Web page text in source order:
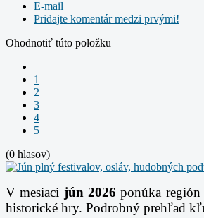
E-mail
Pridajte komentár medzi prvými!
Ohodnotiť túto položku
1
2
3
4
5
(0 hlasov)
V mesiaci jún 2026 ponúka
historické hry. Podrobný prehľad